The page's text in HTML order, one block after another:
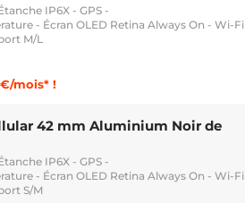
IP6X - GPS -
- Écran OLED Retina Always On - Wi-Fi
M/L
mois* !
42 mm Aluminium Noir de
IP6X - GPS -
- Écran OLED Retina Always On - Wi-Fi
S/M